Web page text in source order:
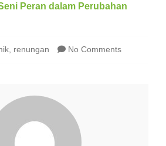
Peran dalam Perubahan
renungan No Comments